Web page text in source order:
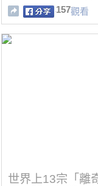
157觀看
世界上13宗「離